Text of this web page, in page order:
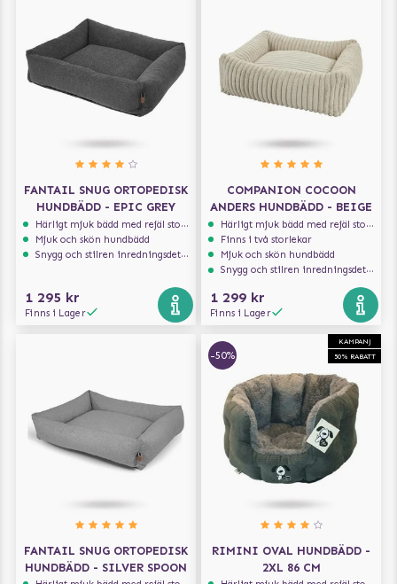
FANTAIL SNUG ORTOPEDISK
HUNDBÄDD - EPIC GREY
Härligt mjuk bädd med rejäl stoppning som håller formen
Mjuk och skön hundbädd
Snygg och stilren inredningsdetalj
1 295 kr
Finns i Lager
COMPANION COCOON
ANDERS HUNDBÄDD - BEIGE
Härligt mjuk bädd med rejäl stoppning som håller formen
Finns i två storlekar
Mjuk och skön hundbädd
Snygg och stilren inredningsdetalj
1 299 kr
Finns i Lager
FANTAIL SNUG ORTOPEDISK
HUNDBÄDD - SILVER SPOON
KAMPANJ
50% RABATT
-50%
RIMINI OVAL HUNDBÄDD -
2XL 86 CM